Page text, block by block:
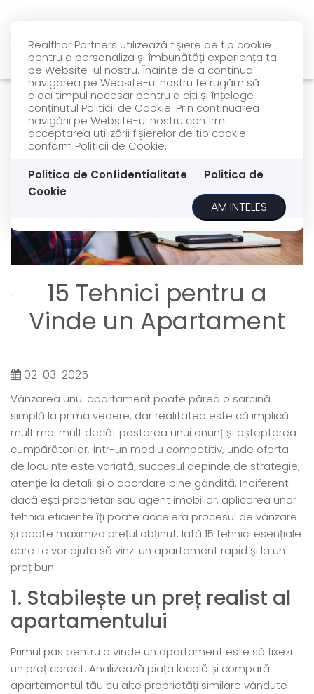
Realthor Partners utilizează fişiere de tip cookie
pentru a personaliza și îmbunătăți experiența ta
pe Website-ul nostru. Înainte de a continua
navigarea pe Website-ul nostru te rugăm să
aloci timpul necesar pentru a citi și înțelege
conținutul Politicii de Cookie. Prin continuarea
navigării pe Website-ul nostru confirmi
acceptarea utilizării fişierelor de tip cookie
conform Politicii de Cookie.
Politica de Confidentialitate
Politica de
Cookie
AM INTELES
15 Tehnici pentru a
Vinde un Apartament
02-03-2025
Vânzarea unui apartament poate părea o sarcină
simplă la prima vedere, dar realitatea este că implică
mult mai mult decât postarea unui anunț și așteptarea
cumpărătorilor. Într-un mediu competitiv, unde oferta
de locuințe este variată, succesul depinde de strategie,
atenție la detalii și o abordare bine gândită. Indiferent
dacă ești proprietar sau agent imobiliar, aplicarea unor
tehnici eficiente îți poate accelera procesul de vânzare
și poate maximiza prețul obținut. Iată 15 tehnici esențiale
care te vor ajuta să vinzi un apartament rapid și la un
preț bun.
1. Stabilește un preț realist al
apartamentului
Primul pas pentru a vinde un apartament este să fixezi
un preț corect. Analizează piața locală și compară
apartamentul tău cu alte proprietăți similare vândute